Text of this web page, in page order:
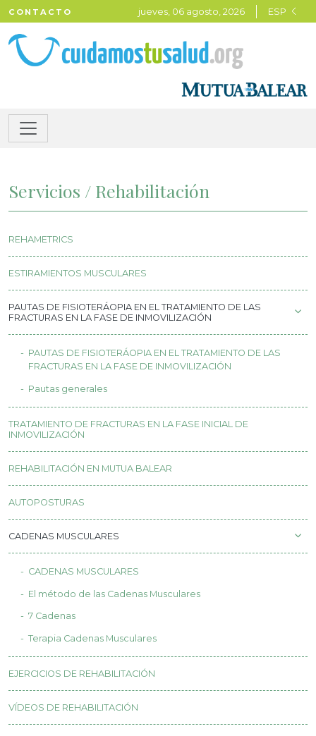
CONTACTO jueves, 06 agosto, 2026 ESP
Servicios / Rehabilitación
REHAMETRICS
ESTIRAMIENTOS MUSCULARES
PAUTAS DE FISIOTERÁOPIA EN EL TRATAMIENTO DE LAS
FRACTURAS EN LA FASE DE INMOVILIZACIÓN
PAUTAS DE FISIOTERÁOPIA EN EL TRATAMIENTO DE LAS
FRACTURAS EN LA FASE DE INMOVILIZACIÓN
Pautas generales
TRATAMIENTO DE FRACTURAS EN LA FASE INICIAL DE
INMOVILIZACIÓN
REHABILITACIÓN EN MUTUA BALEAR
AUTOPOSTURAS
CADENAS MUSCULARES
CADENAS MUSCULARES
El método de las Cadenas Musculares
7 Cadenas
Terapia Cadenas Musculares
EJERCICIOS DE REHABILITACIÓN
VÍDEOS DE REHABILITACIÓN